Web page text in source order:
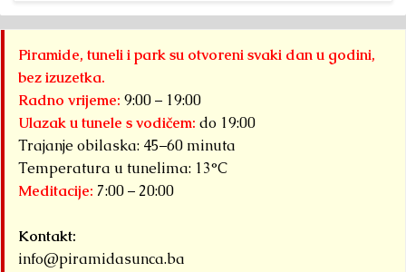
Piramide, tuneli i park su otvoreni svaki dan u godini,
bez izuzetka.
Radno vrijeme: 9:00 – 19:00
Ulazak u tunele s vodičem: do 19:00
Trajanje obilaska: 45–60 minuta
Temperatura u tunelima: 13°C
Meditacije: 7:00 – 20:00
Kontakt:
info@piramidasunca.ba